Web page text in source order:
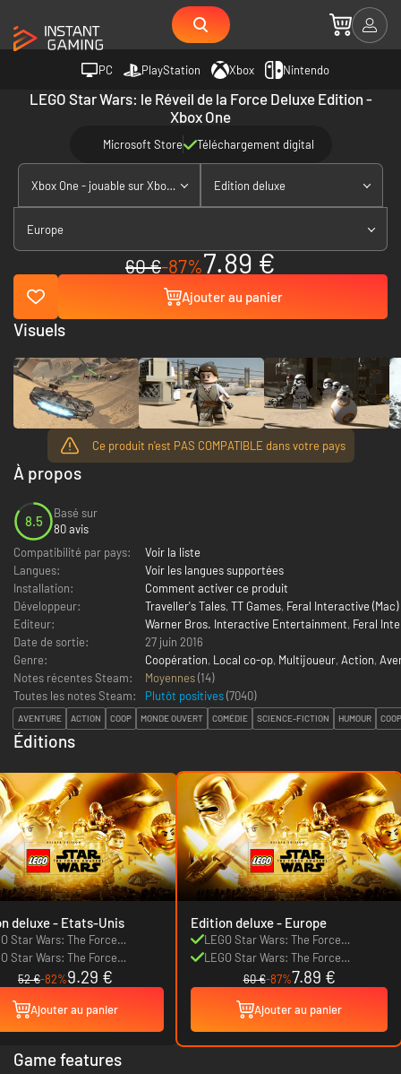
PC PlayStation Xbox Nintendo
LEGO Star Wars: le Réveil de la Force Deluxe Edition -
Xbox One
Microsoft Store Téléchargement digital
Xbox One - jouable sur Xbox Series X|S Edition deluxe
Europe
60 €-87%7.89 €
Ajouter au panier
Ce produit n'est PAS COMPATIBLE dans votre pays
À propos
8.5
Basé sur
80 avis
Compatibilité par pays:
Voir la liste
Langues:
Voir les langues supportées
Installation:
Comment activer ce produit
Développeur:
Traveller's Tales, TT Games, Feral Interactive (Mac)
Editeur:
Warner Bros. Interactive Entertainment, Feral
Date de sortie:
27 juin 2016
Genre:
Coopération, Local co-op, Multijoueur, Action,
Notes récentes Steam:
Moyennes(14)
Toutes les notes Steam:
Plutôt positives(7040)
AVENTURE ACTION COOP MONDE OUVERT COMÉDIE SCIENCE-FICTION HUMOUR
Éditions
Edition deluxe - Etats-Unis
Star Wars: The Force
Star Wars: The Force
- Season Pass
52 €-82%9.29 €
Ajouter au panier
Edition deluxe - Europe
LEGO Star Wars: The Force
Awakens
LEGO Star Wars: The Force
Awakens - Season Pass
60 €-87%7.89 €
Ajouter au panier
Visuels
Game features